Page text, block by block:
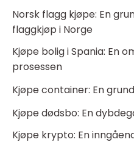
Norsk flagg kjøpe: En
flaggkjøp i Norge
Kjøpe bolig i Spania: En
prosessen
Kjøpe container: En
Kjøpe dødsbo: En
Kjøpe krypto: En